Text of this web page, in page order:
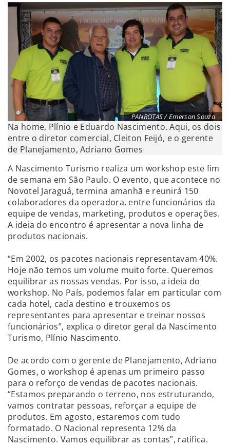
PANROTAS / Emerson Souza
Na home, Plínio e Eduardo Nascimento. Aqui, os dois
entre o diretor comercial, Cleiton Feijó, e o gerente
de Planejamento, Adriano Gomes
A Nascimento Turismo realiza um workshop este fim
de semana em São Paulo. O evento, que acontece no
Novotel Jaraguá, termina amanhã e reunirá 150
colaboradores da operadora, entre funcionários da
equipe de vendas, marketing, produtos e operações.
A ideia do encontro é apresentar a nova linha de
produtos nacionais.
“Em 2002, os pacotes nacionais representavam 40%.
Hoje não temos um volume muito forte. Queremos
equilibrar as nossas vendas. Por isso, a ideia do
workshop. No País, podemos falar em particular com
cada hotel, cada destino e trouxemos os
representantes para apresentar e treinar nossos
funcionários”, explica o diretor geral da Nascimento
Turismo, Plínio Nascimento.
De acordo com o gerente de Planejamento, Adriano
Gomes, o workshop é apenas um primeiro passo
para o reforço de vendas de pacotes nacionais.
“Estamos preparando o terreno, nos estruturando,
vamos contratar pessoas, reforçar a equipe de
produtos. Em agosto, estaremos com tudo
formatado. O Nacional representa 12% da
Nascimento. Vamos equilibrar as contas”, ratifica.